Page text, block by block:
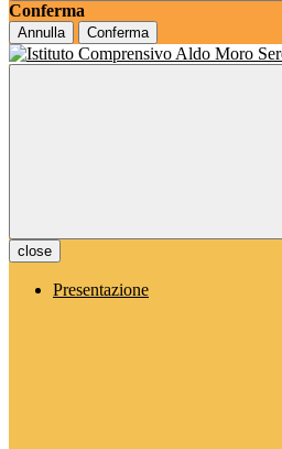
Conferma
Annulla Conferma
close
Presentazione